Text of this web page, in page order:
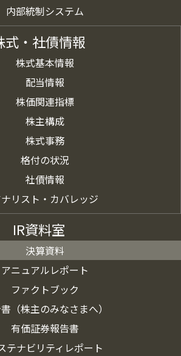
内部統制システム
式・社債情報
株式基本情報
配当情報
株価関連指標
株主構成
株式事務
格付の状況
社債情報
リスト・カバレッジ
IR資料室
決算資料
アニュアルレポート
ファクトブック
（株主のみなさまへ）
有価証券報告書
テナビリティレポート